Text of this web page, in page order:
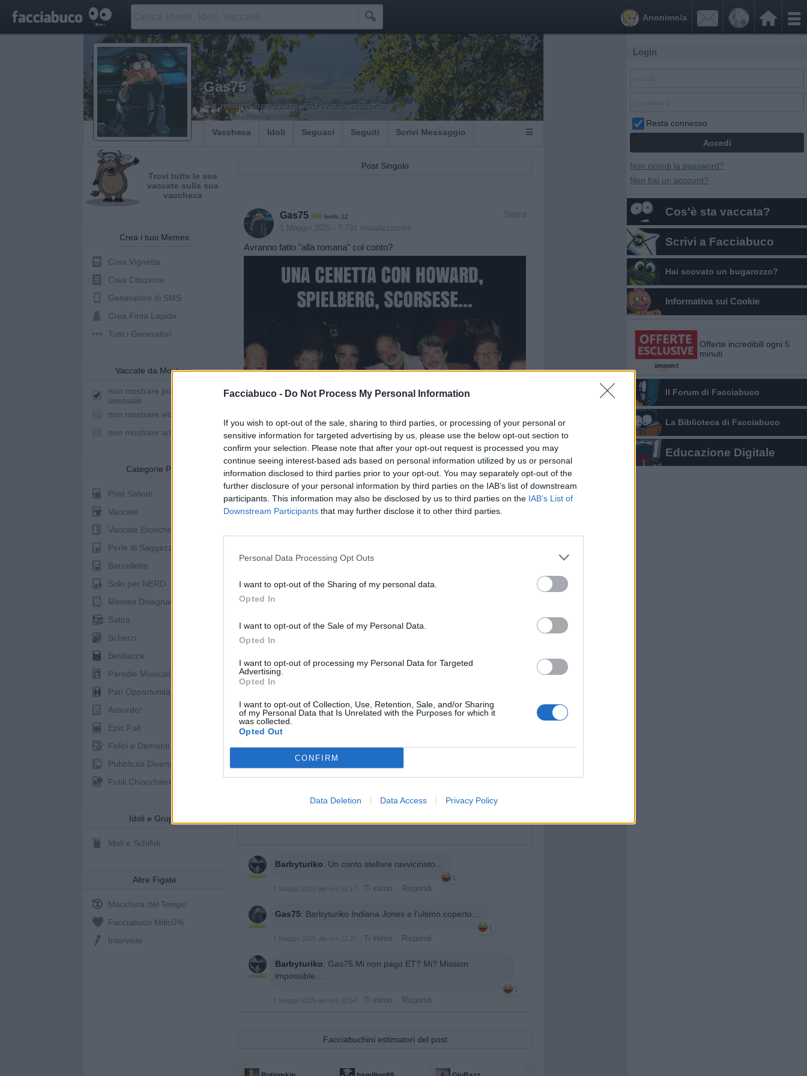
Facciabuco - Do Not Process My Personal Information
If you wish to opt-out of the sale, sharing to third parties, or processing of your personal or
sensitive information for targeted advertising by us, please use the below opt-out section to
confirm your selection. Please note that after your opt-out request is processed you may
continue seeing interest-based ads based on personal information utilized by us or personal
information disclosed to third parties prior to your opt-out. You may separately opt-out of the
further disclosure of your personal information by third parties on the IAB’s list of downstream
participants. This information may also be disclosed by us to third parties on the IAB’s List of
Downstream Participants that may further disclose it to other third parties.
Personal Data Processing Opt Outs
I want to opt-out of the Sharing of my personal data.
Opted In
I want to opt-out of the Sale of my Personal Data.
Opted In
I want to opt-out of processing my Personal Data for Targeted
Advertising.
Opted In
I want to opt-out of Collection, Use, Retention, Sale, and/or Sharing
of my Personal Data that Is Unrelated with the Purposes for which it
was collected.
Opted Out
CONFIRM
Data Deletion Data Access Privacy Policy
 

Anonimo/a
Gas75
Le matite spezzate scrivono ancora
Vaccheca Idoli Seguaci Seguiti Scrivi Messaggio ☰
Trovi tutte le sue
vaccate sulla sua
vaccheca
Crea i tuoi Memes
Crea Vignetta
Crea Citazione
Generatore di SMS
Crea Finta Lapide
Tutti i Generatori
Vaccate da Mostrare
non mostrare post a sfondo
sessuale
non mostrare video youtube
non mostrare animazioni
Categorie Post
Post Salvati
Vaccate
Vaccate Erotiche
Perle di Saggezza
Barzellette
Solo per NERD
Memes Disegnati
Satira
Scherzi
Bestiacce
Parodie Musicali
Pari Opportunità
Assurdo!
Epic Fail
Felici e Dementi
Pubblicità Divertenti
Futili Chiacchiere
Idoli e Gruppi
Idoli e Schifidi
Altre Figate
Macchina del Tempo
Facciabuco Mitic0%
Interviste
Post Singolo
Satira
Gas75 livello 12
1 Maggio 2025 - 7.791 visualizzazioni
Avranno fatto "alla romana" col conto?
Stime: 11  Commenti: 3
Steven Spielberg· Martin Scorsese·Francis Ford Coppola
pubblicità
Barbyturiko: Un conto stellare ravvicinato...
1
1 Maggio 2025 alle ore 22:17 Ti stimo Rispondi
Gas75: Barbyturiko Indiana Jones e l'ultimo coperto...
1
1 Maggio 2025 alle ore 22:27 Ti stimo Rispondi
Barbyturiko: Gas75 Mi non pago ET? Mi? Mission
impossible....
1
1 Maggio 2025 alle ore 22:54 Ti stimo Rispondi
Facciabuchini estimatori del post
Login
Resta connesso
Non ricordi la password?
Non hai un account?
Cos'è sta vaccata?
Scrivi a Facciabuco
Hai scovato un bugarozzo?
Informativa sui Cookie
Offerte incredibili ogni 5
minuti
Il Forum di Facciabuco
La Biblioteca di Facciabuco
Educazione Digitale